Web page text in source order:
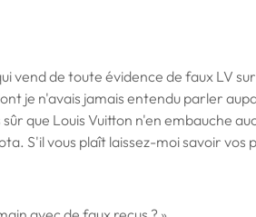
vend de toute évidence de faux LV
je n'avais jamais entendu parler
que Louis Vuitton n'en embauche
S'il vous plaît laissez-moi savoir vos